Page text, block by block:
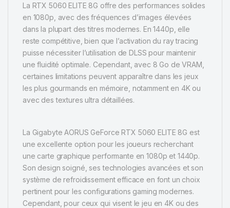
La RTX 5060 ELITE 8G offre des performances solides
en 1080p, avec des fréquences d’images élevées
dans la plupart des titres modernes. En 1440p, elle
reste compétitive, bien que l’activation du ray tracing
puisse nécessiter l’utilisation de DLSS pour maintenir
une fluidité optimale. Cependant, avec 8 Go de VRAM,
certaines limitations peuvent apparaître dans les jeux
les plus gourmands en mémoire, notamment en 4K ou
avec des textures ultra détaillées.
La Gigabyte AORUS GeForce RTX 5060 ELITE 8G est
une excellente option pour les joueurs recherchant
une carte graphique performante en 1080p et 1440p.
Son design soigné, ses technologies avancées et son
système de refroidissement efficace en font un choix
pertinent pour les configurations gaming modernes.
Cependant, pour ceux qui visent le jeu en 4K ou des